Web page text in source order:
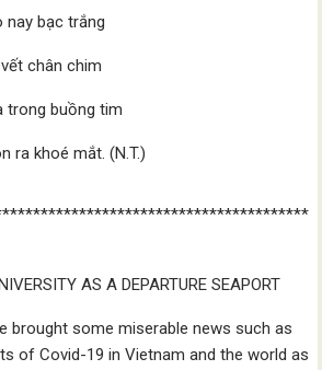
nay bạc trắng
chân chim
trong buồng tim
ra khoé mắt. (N.T.)
AS A DEPARTURE SEAPORT
brought some miserable news such as
of Covid-19 in Vietnam and the world as